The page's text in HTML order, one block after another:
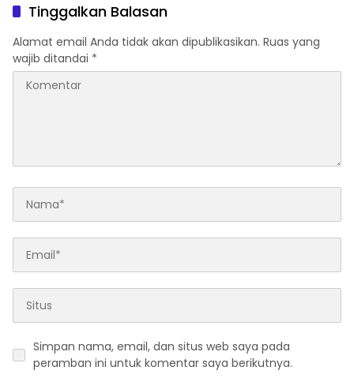
Tinggalkan Balasan
Alamat email Anda tidak akan dipublikasikan. Ruas yang
wajib ditandai *
Simpan nama, email, dan situs web saya pada
peramban ini untuk komentar saya berikutnya.